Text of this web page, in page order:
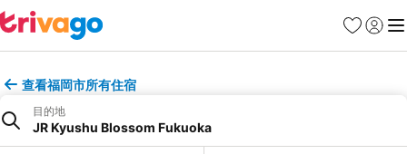
收藏夾
登入 選
查看福岡市所有住宿
目的地
JR Kyushu Blossom Fukuoka